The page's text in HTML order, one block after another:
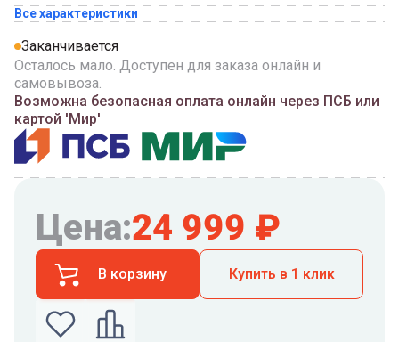
Все характеристики
Заканчивается
Осталось мало. Доступен для заказа онлайн и
самовывоза.
Возможна безопасная оплата онлайн через ПСБ или
картой 'Мир'
Цена:24 999 ₽
В корзину Купить в 1 клик